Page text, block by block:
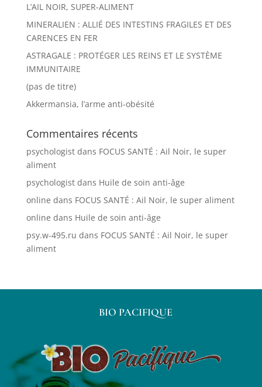
L’AIL NOIR, SUPER-ALIMENT
MINERALIEN : ALLIÉ DES INTESTINS FRAGILES ET DES
CARENCES EN FER
ASTRAGALE : PROTÉGER LES REINS ET LE SYSTÈME
IMMUNITAIRE
(pas de titre)
Akkermansia, l’arme anti-obésité
Commentaires récents
psychologistdans FOCUS SANTÉ : Ail Noir, le super
aliment
psychologistdans Huile de soin anti-âge
online dans FOCUS SANTÉ : Ail Noir, le super aliment
online dans Huile de soin anti-âge
psy.w-495.ru dans FOCUS SANTÉ : Ail Noir, le super
aliment
BIO PACIFIQUE